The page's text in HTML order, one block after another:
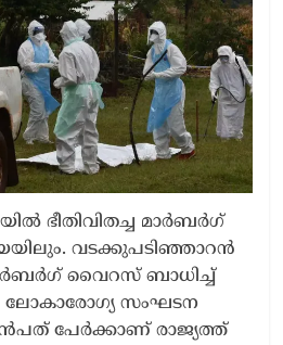
ഭീതിവിതച്ച മാര്‍ബര്‍ഗ്
വടക്കുപടിഞ്ഞാറൻ
വൈറസ് ബാധിച്ച്
ലോകാരോഗ്യ സംഘടന
പേർക്കാണ് രാജ്യത്ത്